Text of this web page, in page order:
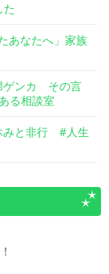
あなたへ」家族
ンカ その言
る相談室
と非行 #人生